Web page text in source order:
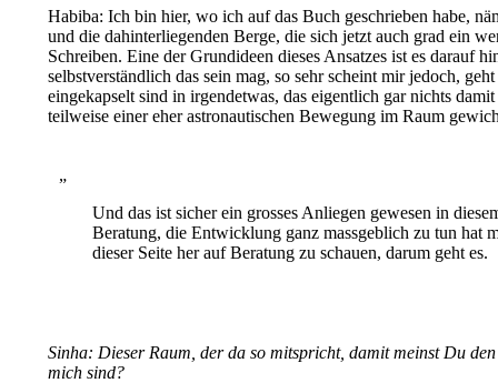
Habiba: Ich bin hier, wo ich auf das Buch geschrieben habe,
und die dahinterliegenden Berge, die sich jetzt auch grad ein
Schreiben. Eine der Grundideen dieses Ansatzes ist es darauf
selbstverständlich das sein mag, so sehr scheint mir jedoch,
eingekapselt sind in irgendetwas, das eigentlich gar nichts
teilweise einer eher astronautischen Bewegung im Raum
Und das ist sicher ein grosses Anliegen gewesen in
Beratung, die Entwicklung ganz massgeblich zu tun hat
dieser Seite her auf Beratung zu schauen, darum geht es.
Sinha: Dieser Raum, der da so mitspricht, damit meinst Du
mich sind?